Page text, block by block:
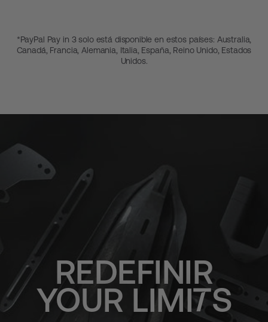
*PayPal Pay in 3 solo está disponible en estos países: Australia,
Canadá, Francia, Alemania, Italia, España, Reino Unido, Estados
Unidos.
REDEFINIR
YOUR LIMI S